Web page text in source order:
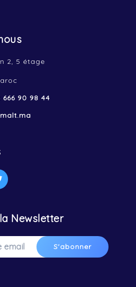
2, 5 étage
666 90 98 44
Twitter
Newsletter